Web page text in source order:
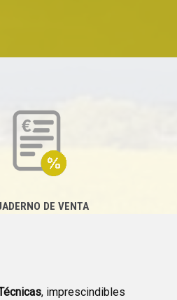
, imprescindibles
DE VENTA